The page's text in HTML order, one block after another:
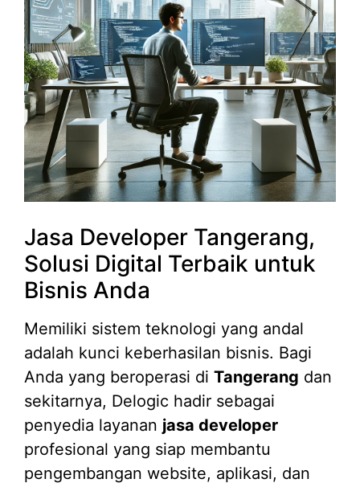
Jasa Developer Tangerang,
Solusi Digital Terbaik untuk
Bisnis Anda
Memiliki sistem teknologi yang andal
adalah kunci keberhasilan bisnis. Bagi
Anda yang beroperasi di Tangerang dan
sekitarnya, Delogic hadir sebagai
penyedia layanan jasa developer
profesional yang siap membantu
pengembangan website, aplikasi, dan